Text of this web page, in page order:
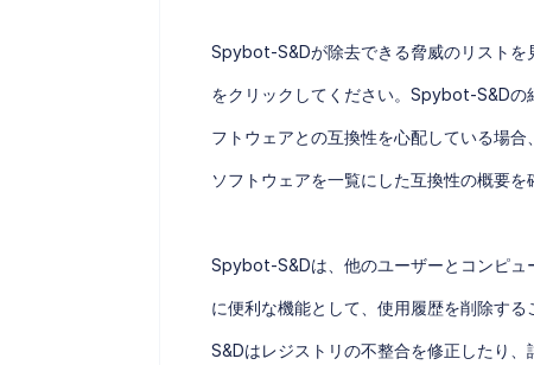
Spybot-S&Dが除去できる脅威のリスト
をクリックしてください。Spybot-S&Dの
フトウェアとの互換性を心配している場
ソフトウェアを一覧にした互換性の概要を
Spybot-S&Dは、他のユーザーとコンピュ
に便利な機能として、使用履歴を削除す
S&Dはレジストリの不整合を修正したり